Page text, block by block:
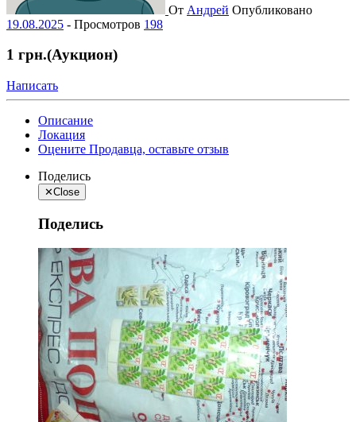
От Андрей Опубликовано
19.08.2025 - Просмотров 198
1 грн.(Аукцион)
Написать
Описание
Локация
Оцените Продавца, оставьте отзыв
Поделись
✕Close
Поделись